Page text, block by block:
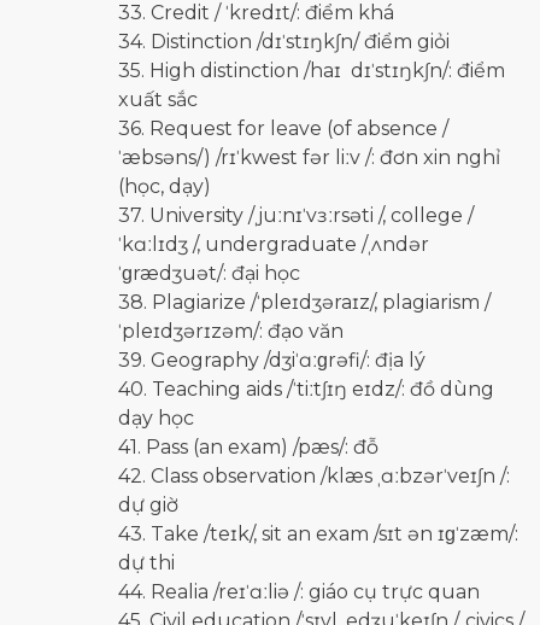
33. Credit / ˈkredɪt/: điểm khá
34. Distinction /dɪˈstɪŋkʃn/ điểm giỏi
35. High distinction /haɪ dɪˈstɪŋkʃn/: điểm
xuất sắc
36. Request for leave (of absence /
ˈæbsəns/) /rɪˈkwest fər liːv /: đơn xin nghỉ
(học, dạy)
37. University /ˌjuːnɪˈvɜːrsəti /, college /
ˈkɑːlɪdʒ /, undergraduate /ˌʌndər
ˈɡrædʒuət/: đại học
38. Plagiarize /ˈpleɪdʒəraɪz/, plagiarism /
ˈpleɪdʒərɪzəm/: đạo văn
39. Geography /dʒiˈɑːɡrəfi/: địa lý
40. Teaching aids /ˈtiːtʃɪŋ eɪdz/: đồ dùng
dạy học
41. Pass (an exam) /pæs/: đỗ
42. Class observation /klæs ˌɑːbzərˈveɪʃn /:
dự giờ
43. Take /teɪk/, sit an exam /sɪt ən ɪɡˈzæm/:
dự thi
44. Realia /reɪˈɑːliə /: giáo cụ trực quan